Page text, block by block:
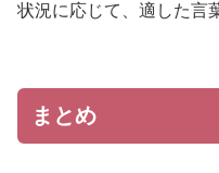
状況に応じて、適した言
まとめ